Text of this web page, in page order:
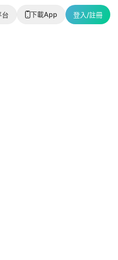
台 下載App 登入/註冊